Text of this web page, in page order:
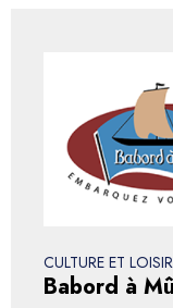
CULTURE ET
Babord à